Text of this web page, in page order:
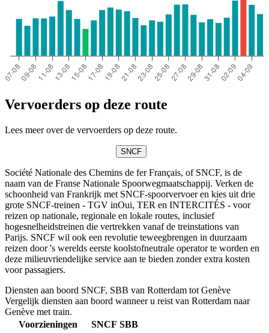
Vervoerders op deze route
Lees meer over de vervoerders op deze route.
SNCF
Société Nationale des Chemins de fer Français, of SNCF, is de
naam van de Franse Nationale Spoorwegmaatschappij. Verken de
schoonheid van Frankrijk met SNCF-spoorvervoer en kies uit drie
grote SNCF-treinen - TGV inOui, TER en INTERCITÉS - voor
reizen op nationale, regionale en lokale routes, inclusief
hogesnelheidstreinen die vertrekken vanaf de treinstations van
Parijs. SNCF wil ook een revolutie teweegbrengen in duurzaam
reizen door 's werelds eerste koolstofneutrale operator te worden en
deze milieuvriendelijke service aan te bieden zonder extra kosten
voor passagiers.
Diensten aan boord SNCF, SBB van Rotterdam tot Genève
Vergelijk diensten aan boord wanneer u reist van Rotterdam naar
Genève met train.
Voorzieningen
SNCF SBB